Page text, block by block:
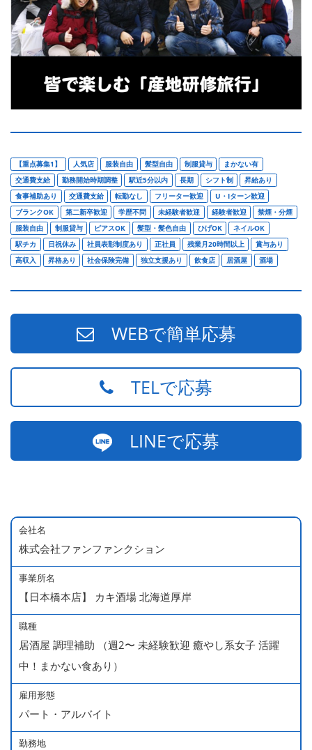
【重点募集1】 人気店 服装自由 髪型自由 制服貸与
まかない有
交通費支給
勤務開始時期調整 駅近5分以内 長期 シフト制
昇給あり
食事補助あり
交通費支給 転勤なし フリーター歓迎
U・Iターン歓迎
ブランクOK
第二新卒歓迎 学歴不問 未経験者歓迎 経験者歓迎
禁煙・分煙
服装自由
制服貸与 ピアスOK 髪型・髪色自由 ひげOK
ネイルOK
駅チカ
日祝休み 社員表彰制度あり 正社員 残業月20時間以上
賞与あり
高収入
昇格あり 社会保険完備 独立支援あり 飲食店 居酒屋 酒場
WEBで簡単応募
TELで応募
LINEで応募
会社名
株式会社ファンファンクション
事業所名
【日本橋本店】 カキ酒場 北海道厚岸
職種
居酒屋 調理補助 （週2〜 未経験歓迎 癒やし系女子 活躍
中！まかない食あり）
雇用形態
パート・アルバイト
勤務地